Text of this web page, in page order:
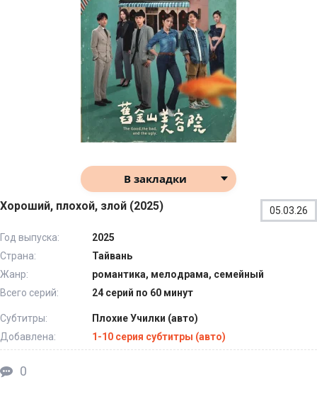
В закладки
Хороший, плохой, злой (2025) 05.03.26
Год выпуска:
2025
Страна:
Тайвань
Жанр:
романтика, мелодрама, семейный
Всего серий:
24 серий по 60 минут
Субтитры:
Плохие Училки (авто)
Добавлена:
1-10 серия субтитры (авто)
0